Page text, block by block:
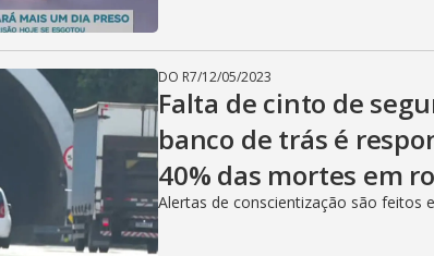
DO R7/12/05/2023
Falta de cinto de
banco de trás é
40% das mortes em
Alertas de conscientização são feitos